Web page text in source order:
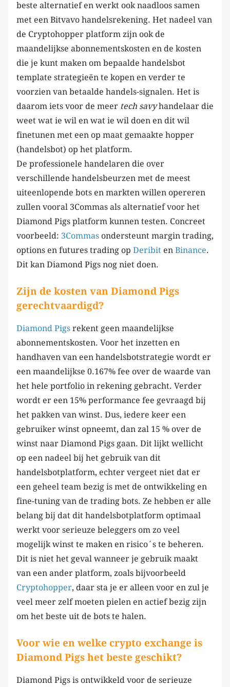
beste alternatief en werkt ook naadloos samen
met een Bitvavo handelsrekening. Het nadeel van
de Cryptohopper platform zijn ook de
maandelijkse abonnementskosten en de kosten
die je kunt maken om bepaalde handelsbot
template strategieën te kopen en verder te
voorzien van betaalde handels-signalen. Het is
daarom iets voor de meer tech savyhandelaar die
weet wat ie wil en wat ie wil doen en dit wil
finetunen met een op maat gemaakte hopper
(handelsbot) op het platform.
De professionele handelaren die over
verschillende handelsbeurzen met de meest
uiteenlopende bots en markten willen opereren
zullen vooral 3Commas als alternatief voor het
Diamond Pigs platform kunnen testen. Concreet
voorbeeld: 3Commas ondersteunt margin trading,
options en futures trading op Deribit en Binance.
Dit kan Diamond Pigs nog niet doen.
Zijn de kosten van Diamond Pigs
gerechtvaardigd?
Diamond Pigs rekent geen maandelijkse
abonnementskosten. Voor het inzetten en
handhaven van een handelsbotstrategie wordt er
een maandelijkse 0.167% fee over de waarde van
het hele portfolio in rekening gebracht. Verder
wordt er een 15% performance fee gevraagd bij
het pakken van winst. Dus, iedere keer een
gebruiker winst opneemt, dan zal 15 % over de
winst naar Diamond Pigs gaan. Dit lijkt wellicht
op een nadeel bij het gebruik van dit
handelsbotplatform, echter vergeet niet dat er
een geheel team bezig is met de ontwikkeling en
fine-tuning van de trading bots. Ze hebben er alle
belang bij dat dit handelsbotplatform optimaal
werkt voor serieuze beleggers om zo veel
mogelijk winst te maken en risico´s te beheren.
Dit is niet het geval wanneer je gebruik maakt
van een ander platform, zoals bijvoorbeeld
Cryptohopper, daar sta je er alleen voor en zul je
veel meer zelf moeten pielen en actief bezig zijn
om het beste uit de bots te halen.
Voor wie en welke crypto exchange is
Diamond Pigs het beste geschikt?
Diamond Pigs is ontwikkeld voor de serieuze